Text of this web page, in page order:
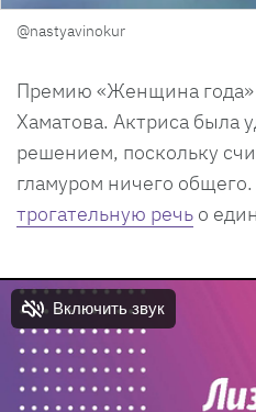
@nastyavinokur
Премию «Женщина года»
Хаматова. Актриса была
решением, поскольку
гламуром ничего
трогательную речь о